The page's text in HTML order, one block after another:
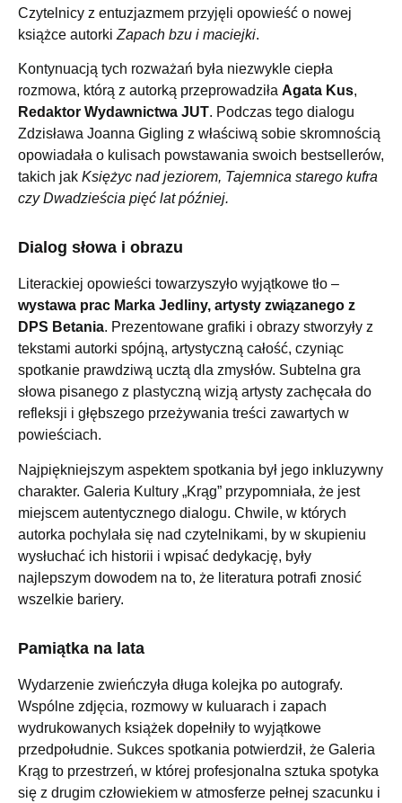
Czytelnicy z entuzjazmem przyjęli opowieść o nowej
książce autorki Zapach bzu i maciejki.
Kontynuacją tych rozważań była niezwykle ciepła
rozmowa, którą z autorką przeprowadziła Agata Kus,
Redaktor Wydawnictwa JUT. Podczas tego dialogu
Zdzisława Joanna Gigling z właściwą sobie skromnością
opowiadała o kulisach powstawania swoich bestsellerów,
takich jak Księżyc nad jeziorem, Tajemnica starego kufra
czy Dwadzieścia pięć lat później.
Dialog słowa i obrazu
Literackiej opowieści towarzyszyło wyjątkowe tło –
wystawa prac Marka Jedliny, artysty związanego z
DPS Betania. Prezentowane grafiki i obrazy stworzyły z
tekstami autorki spójną, artystyczną całość, czyniąc
spotkanie prawdziwą ucztą dla zmysłów. Subtelna gra
słowa pisanego z plastyczną wizją artysty zachęcała do
refleksji i głębszego przeżywania treści zawartych w
powieściach.
Najpiękniejszym aspektem spotkania był jego inkluzywny
charakter. Galeria Kultury „Krąg” przypomniała, że jest
miejscem autentycznego dialogu. Chwile, w których
autorka pochylała się nad czytelnikami, by w skupieniu
wysłuchać ich historii i wpisać dedykację, były
najlepszym dowodem na to, że literatura potrafi znosić
wszelkie bariery.
Pamiątka na lata
Wydarzenie zwieńczyła długa kolejka po autografy.
Wspólne zdjęcia, rozmowy w kuluarach i zapach
wydrukowanych książek dopełniły to wyjątkowe
przedpołudnie. Sukces spotkania potwierdził, że Galeria
Krąg to przestrzeń, w której profesjonalna sztuka spotyka
się z drugim człowiekiem w atmosferze pełnej szacunku i